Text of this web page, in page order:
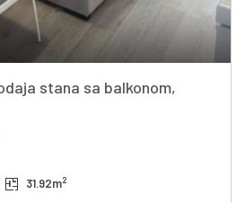
stana sa balkonom,
31.92m2